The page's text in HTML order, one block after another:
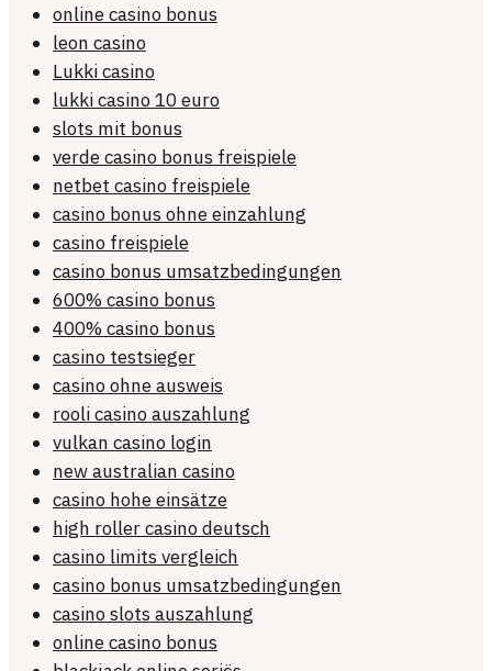
online casino bonus
leon casino
Lukki casino
lukki casino 10 euro
slots mit bonus
verde casino bonus freispiele
netbet casino freispiele
casino bonus ohne einzahlung
casino freispiele
casino bonus umsatzbedingungen
600% casino bonus
400% casino bonus
casino testsieger
casino ohne ausweis
rooli casino auszahlung
vulkan casino login
new australian casino
casino hohe einsätze
high roller casino deutsch
casino limits vergleich
casino bonus umsatzbedingungen
casino slots auszahlung
online casino bonus